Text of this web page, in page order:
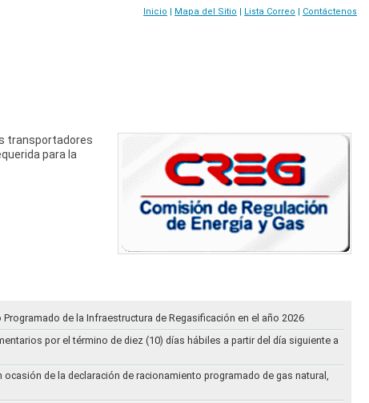
Inicio | Mapa del Sitio | Lista Correo | Contáctenos
transportadores
para la
de la Infraestructura de Regasificación en el año 2026
por el término de diez (10) días hábiles a partir del día siguiente a
de la declaración de racionamiento programado de gas natural,